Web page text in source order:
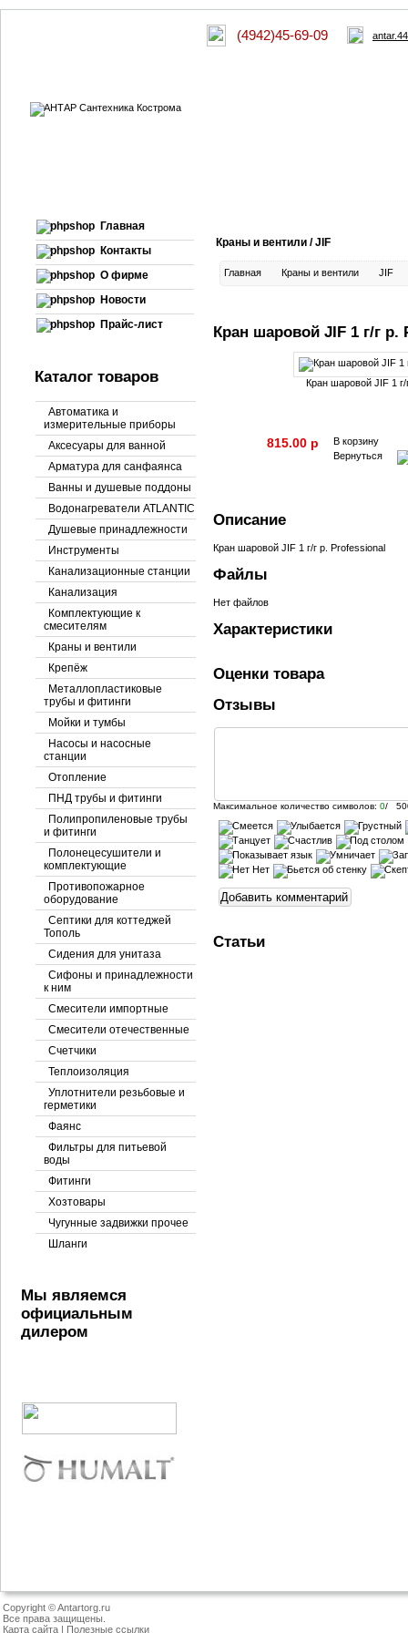
(4942)45-69-09
Главная
Контакты
О фирме
Новости
Прайс-лист
Каталог товаров
Автоматика и
измерительные приборы
Аксесуары для ванной
Арматура для санфаянса
Ванны и душевые поддоны
Водонагреватели ATLANTIC
Душевые принадлежности
Инструменты
Канализационные станции
Канализация
Комплектующие к
смесителям
Краны и вентили
Крепёж
Металлопластиковые
трубы и фитинги
Мойки и тумбы
Насосы и насосные
станции
Отопление
ПНД трубы и фитинги
Полипропиленовые трубы
и фитинги
Полонецесушители и
комплектующие
Противопожарное
оборудование
Септики для коттеджей
Тополь
Сидения для унитаза
Сифоны и принадлежности
к ним
Смесители импортные
Смесители отечественные
Счетчики
Теплоизоляция
Уплотнители резьбовые и
герметики
Фаянс
Фильтры для питьевой
воды
Фитинги
Хозтовары
Чугунные задвижки прочее
Шланги
Мы являемся
официальным
дилером
Краны и вентили / JIF
Главная Краны и вентили JIF
Кран шаровой JIF 1 г/г р.
Кран шаровой JIF 1 г/
815.00 p
В корзину
Вернуться
Описание
Кран шаровой JIF 1 г/г р. Professional
Файлы
Нет файлов
Характеристики
Оценки товара
Отзывы
Максимальное количество символов:0/
Статьи
Copyright © Antartorg.ru
Все права защищены.
Карта сайта | Полезные ссылки